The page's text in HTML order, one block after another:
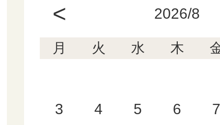
< 2026/8
月 火 水 木
3 4 5 6 7